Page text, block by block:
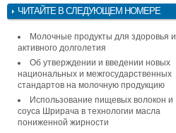
ЧИТАЙТЕ В СЛЕДУЮЩЕМ НОМЕРЕ
Молочные продукты для здоровья и
активного долголетия
Об утверждении и введении новых
национальных и межгосударственных
стандартов на молочную продукцию
Использование пищевых волокон и
соуса Шрирача в технологии масла
пониженной жирности